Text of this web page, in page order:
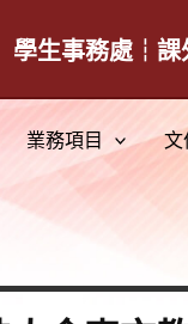
學生事務處┆課
業務項目 文